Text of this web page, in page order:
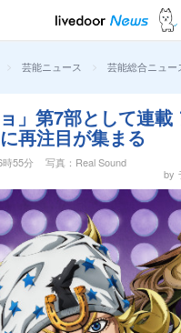
> 芸能ニュース > 芸能総合ニュー
ョ」第7部として連
に再注目が集まる
55分
写真：Real Sound
by